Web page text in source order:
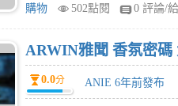
購物 502點閱 0 評論/
ARWIN雅聞 香氛密碼
0.0分 ANIE 6年前發布